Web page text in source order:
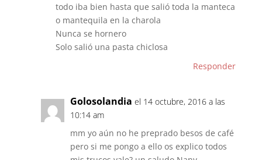
todo iba bien hasta que salió toda la manteca
o mantequila en la charola
Nunca se hornero
Solo salió una pasta chiclosa
Responder
Golosolandia el 14 octubre, 2016 a las
10:14 am
mm yo aún no he preprado besos de café
pero si me pongo a ello os explico todos